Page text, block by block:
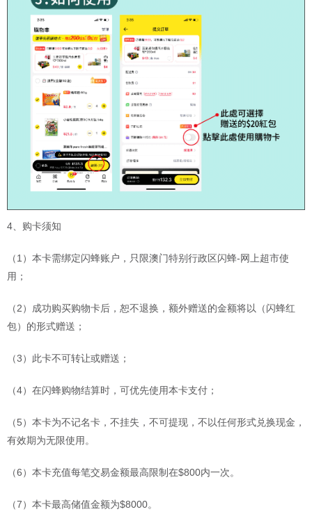
4、购卡须知
（1）本卡需绑定闪蜂账户，只限澳门特别行政区闪蜂-网上超市使
用；
（2）成功购买购物卡后，恕不退换，额外赠送的金额将以（闪蜂红
包）的形式赠送；
（3）此卡不可转让或赠送；
（4）在闪蜂购物结算时，可优先使用本卡支付；
（5）本卡为不记名卡，不挂失，不可提现，不以任何形式兑换现金，
有效期为无限使用。
（6）本卡充值每笔交易金额最高限制在$800内一次。
（7）本卡最高储值金额为$8000。